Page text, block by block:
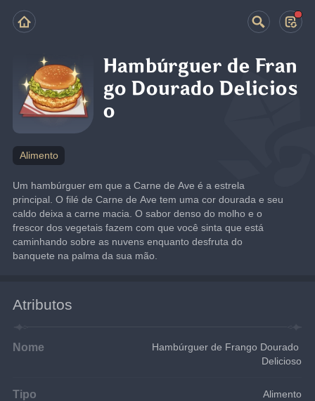
Hambúrguer de Fran
go Dourado Delicios
o
Alimento
Um hambúrguer em que a Carne de Ave é a estrela
principal. O filé de Carne de Ave tem uma cor dourada e seu
caldo deixa a carne macia. O sabor denso do molho e o
frescor dos vegetais fazem com que você sinta que está
caminhando sobre as nuvens enquanto desfruta do
banquete na palma da sua mão.
Atributos
Nome
Hambúrguer de Frango Dourado
Delicioso
Tipo Alimento